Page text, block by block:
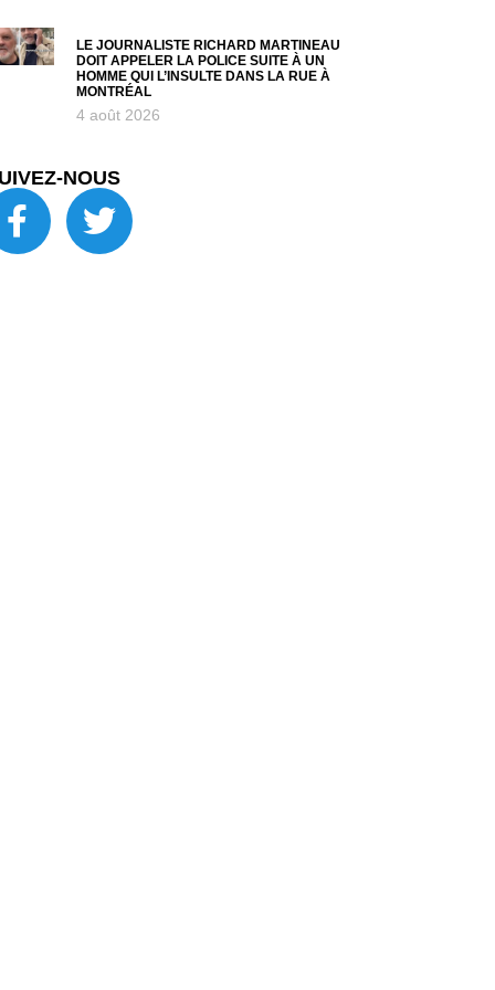
LE JOURNALISTE RICHARD MARTINEAU
DOIT APPELER LA POLICE SUITE À UN
HOMME QUI L’INSULTE DANS LA RUE À
MONTRÉAL
4 août 2026
NOUS